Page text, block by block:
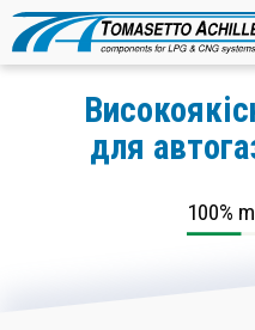
для
100%